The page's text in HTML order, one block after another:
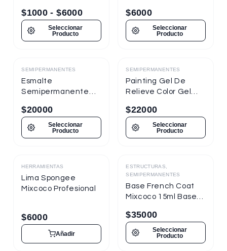
$1000 - $6000
Seleccionar
Producto
$6000
Seleccionar
Producto
Destacado
SEMIPERMANENTES
Esmalte
Semipermanente
Semitraslúcido 7.5ml
Nueva Presentación
$20000
Seleccionar
Producto
Destacado
SEMIPERMANENTES
Painting Gel De
Relieve Color Gel
$22000
Seleccionar
Producto
Destacado
HERRAMIENTAS
Lima Spongee
Mixcoco Profesional
$6000
Añadir
Destacado
ESTRUCTURAS,
SEMIPERMANENTES
Base French Coat
Mixcoco 15ml Base
$35000
Seleccionar
Producto